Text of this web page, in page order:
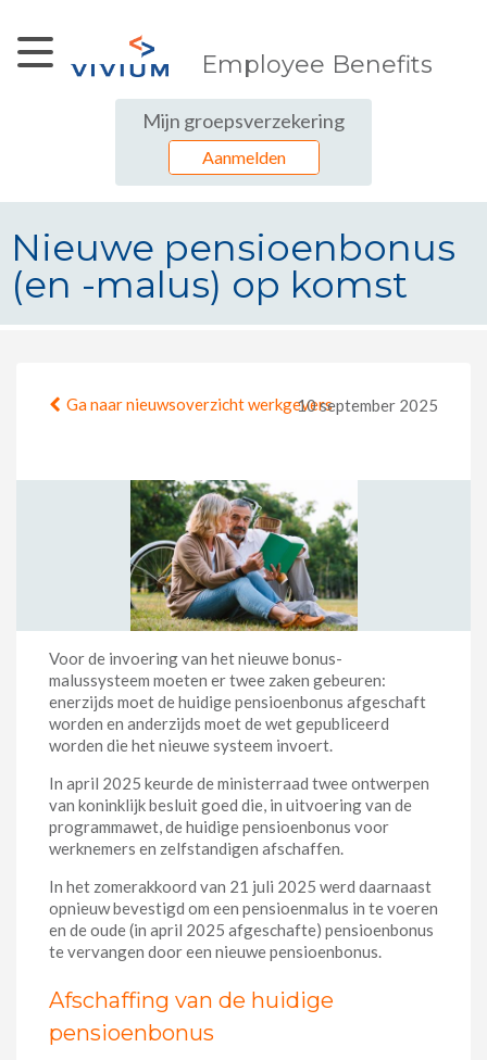
Employee Benefits
Mijn groepsverzekering
Aanmelden
Nieuwe pensioenbonus
(en -malus) op komst
Ga naar nieuwsoverzicht werkgevers10 september 2025
Voor de invoering van het nieuwe bonus-
malussysteem moeten er twee zaken gebeuren:
enerzijds moet de huidige pensioenbonus afgeschaft
worden en anderzijds moet de wet gepubliceerd
worden die het nieuwe systeem invoert.
In april 2025 keurde de ministerraad twee ontwerpen
van koninklijk besluit goed die, in uitvoering van de
programmawet, de huidige pensioenbonus voor
werknemers en zelfstandigen afschaffen.
In het zomerakkoord van 21 juli 2025 werd daarnaast
opnieuw bevestigd om een pensioenmalus in te voeren
en de oude (in april 2025 afgeschafte) pensioenbonus
te vervangen door een nieuwe pensioenbonus.
Afschaffing van de huidige
pensioenbonus